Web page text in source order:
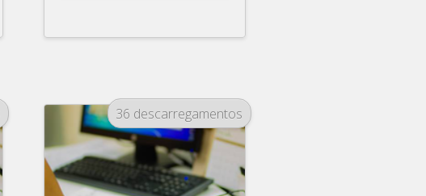
36 descarregamentos